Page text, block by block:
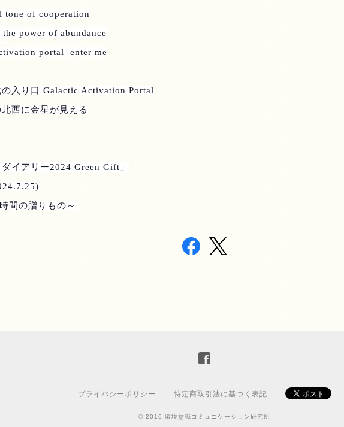
tone of cooperation
power of abundance
portal enter me
入り口 Galactic Activation Portal
西に金星が見える
ダイアリー2024 Green Gift 」
間の贈りもの～
プライバシーポリシー 特定商取引法に基づく表記
© 2016 環境意識コミュニケーション研究所